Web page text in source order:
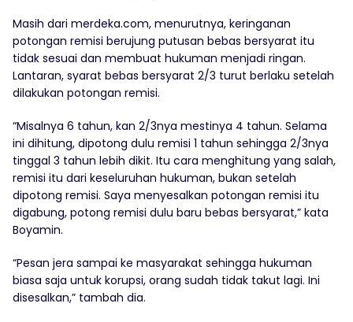
Masih dari merdeka.com, menurutnya, keringanan
potongan remisi berujung putusan bebas bersyarat itu
tidak sesuai dan membuat hukuman menjadi ringan.
Lantaran, syarat bebas bersyarat 2/3 turut berlaku setelah
dilakukan potongan remisi.
“Misalnya 6 tahun, kan 2/3nya mestinya 4 tahun. Selama
ini dihitung, dipotong dulu remisi 1 tahun sehingga 2/3nya
tinggal 3 tahun lebih dikit. Itu cara menghitung yang salah,
remisi itu dari keseluruhan hukuman, bukan setelah
dipotong remisi. Saya menyesalkan potongan remisi itu
digabung, potong remisi dulu baru bebas bersyarat,” kata
Boyamin.
“Pesan jera sampai ke masyarakat sehingga hukuman
biasa saja untuk korupsi, orang sudah tidak takut lagi. Ini
disesalkan,” tambah dia.